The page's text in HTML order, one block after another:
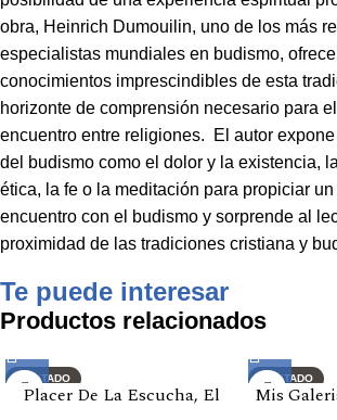
obra, Heinrich Dumouilin, uno de los más
especialistas mundiales en budismo,
conocimientos imprescindibles de esta
horizonte de comprensión necesario para
encuentro entre religiones. El autor
del budismo como el dolor y la existencia,
ética, la fe o la meditación para propiciar
encuentro con el budismo y sorprende al
proximidad de las tradiciones cristiana y
Te puede interesar
Productos relacionados
AGOTADO
Placer De La Escucha, El
AGOTADO
Mis